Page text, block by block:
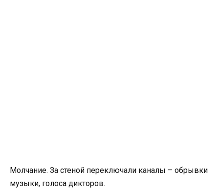
Молчание. За стеной переключали каналы – обрывки
музыки, голоса дикторов.